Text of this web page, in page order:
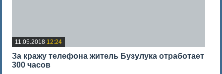
11.05.2018 12:24
За кражу телефона житель Бузулука отработает
300 часов